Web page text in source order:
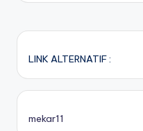
LINK ALTERNATIF :
mekar11